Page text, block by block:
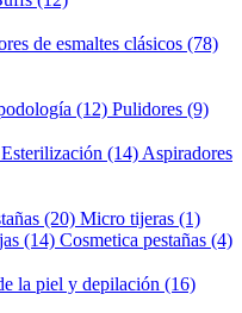
de esmaltes clásicos (78)
(12) Pulidores (9)
Esterilización (14) Aspiradores
(20) Micro tijeras (1)
(14) Cosmetica pestañas (4)
la piel y depilación (16)